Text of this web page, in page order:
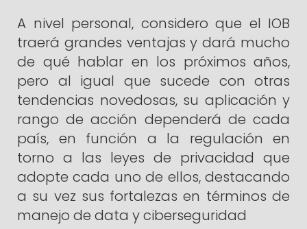
A nivel personal, considero que el IOB
traerá grandes ventajas y dará mucho
de qué hablar en los próximos años,
pero al igual que sucede con otras
tendencias novedosas, su aplicación y
rango de acción dependerá de cada
país, en función a la regulación en
torno a las leyes de privacidad que
adopte cada uno de ellos, destacando
a su vez sus fortalezas en términos de
manejo de data y ciberseguridad